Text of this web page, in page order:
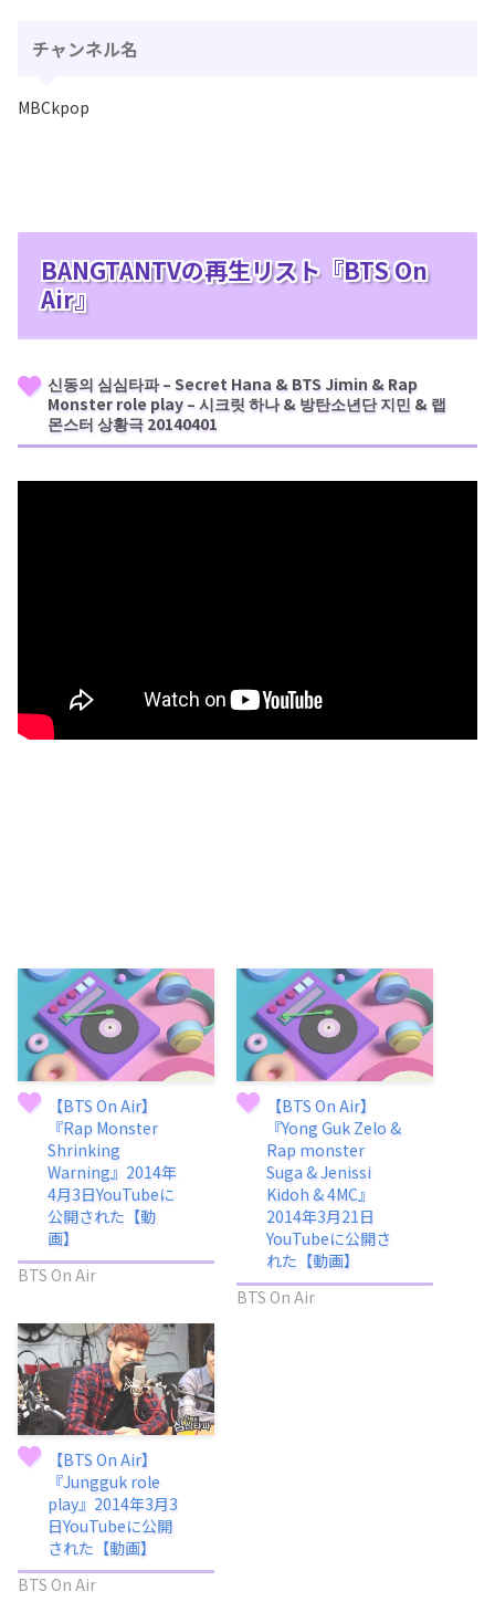
チャンネル名
MBCkpop
BANGTANTVの再生リスト『BTS On
Air』
신동의 심심타파 – Secret Hana & BTS Jimin & Rap
Monster role play – 시크릿 하나 & 방탄소년단 지민 & 랩
몬스터 상황극 20140401
【BTS On Air】
『Rap Monster
Shrinking
Warning』2014年
4月3日YouTubeに
公開された【動
画】
BTS On Air
【BTS On Air】
『Yong Guk Zelo &
Rap monster
Suga & Jenissi
Kidoh & 4MC』
2014年3月21日
YouTubeに公開さ
れた【動画】
BTS On Air
【BTS On Air】
『Jungguk role
play』2014年3月3
日YouTubeに公開
された【動画】
BTS On Air